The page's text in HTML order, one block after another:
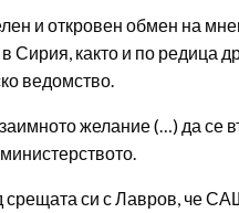
и откровен обмен на
Сирия, както и по редица
ведомство.
желание (…) да се
срещата си с Лавров, че